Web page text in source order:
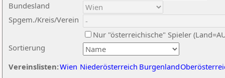
Sortierung
Bundesland
Spgem./Kreis/Verein
Nur "österreichische" Spieler
Vereinslisten:Wien Niederösterreich Burgenland